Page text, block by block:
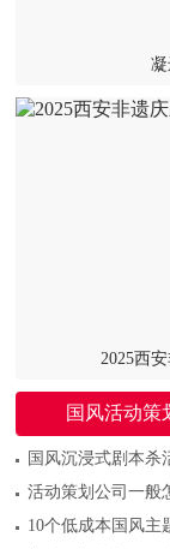
2025西
国风活动策
国风沉浸式剧本杀
活动策划公司一般
10个低成本国风主